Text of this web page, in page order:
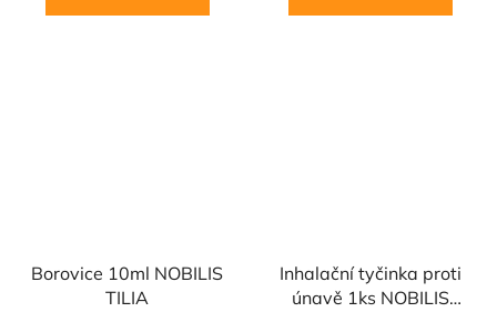
Borovice 10ml NOBILIS
TILIA
Inhalační tyčinka proti
únavě 1ks NOBILIS